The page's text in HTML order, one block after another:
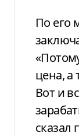
По его
цена, а
Вот и
сказал